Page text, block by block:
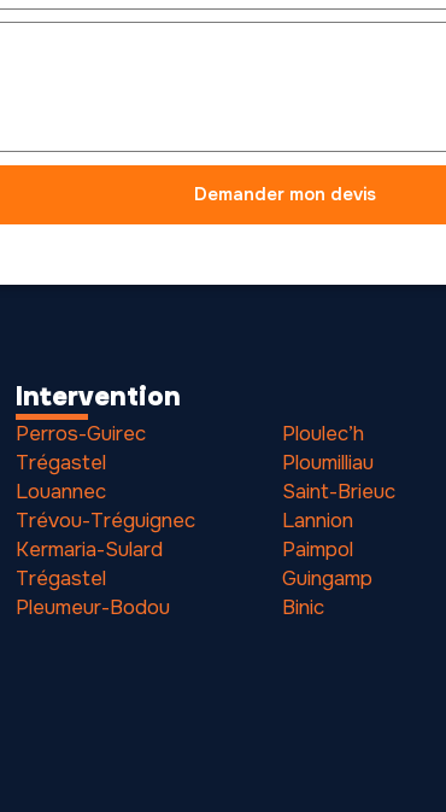
Demander mon devis
Intervention
Perros-Guirec
Trégastel
Louannec
Trévou-Tréguignec
Kermaria-Sulard
Trégastel
Pleumeur-Bodou
Ploulec’h
Ploumilliau
Saint-Brieuc
Lannion
Paimpol
Guingamp
Binic